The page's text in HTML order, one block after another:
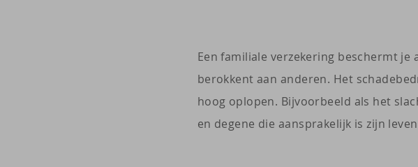
Een familiale verzekering beschermt
berokkent aan anderen. Het
hoog oplopen. Bijvoorbeeld als het
en degene die aansprakelijk is zijn